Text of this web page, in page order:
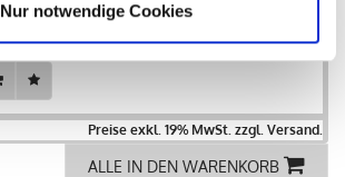
Nur notwendige Cookies
10 Beutel
Preise exkl. 19% MwSt. zzgl. Versand.
ALLE IN DEN WARENKORB